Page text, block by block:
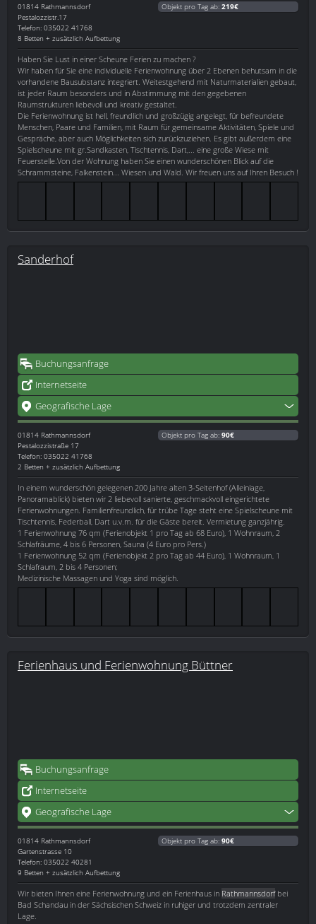
01814 Rathmannsdorf
Pestalozzistr.17
Telefon: 035022 41768
8 Betten + zusätzlich Aufbettung
Objekt pro Tag ab: 219€
Haben Sie Lust in einer Scheune Ferien zu machen ?
Wir haben für Sie eine individuelle Ferienwohnung über 2 Ebenen behutsam in die
vorhandene Bausubstanz integriert. Weitestgehend mit Naturmaterialien gebaut,
ist jeder Raum besonders und in Abstimmung mit den gegebenen
Raumstrukturen liebevoll und kreativ gestaltet.
Die Ferienwohnung ist hell, freundlich und großzügig angelegt, für befreundete
Menschen, Paare und Familien, mit Raum für gemeinsame Aktivitäten, Spiele und
Gespräche, aber auch Möglichkeiten sich zurückzuziehen. Es gibt außerdem eine
Spielscheune mit gr.Sandkasten, Tischtennis, Dart,... eine große Wiese mit
Feuerstelle.Von der Wohnung haben Sie einen wunderschönen Blick auf die
Schrammsteine, Falkenstein... Wiesen und Wald. Wir freuen uns auf Ihren Besuch !
Sanderhof
Buchungsanfrage
Internetseite
Geografische Lage
01814 Rathmannsdorf
Pestalozzistraße 17
Telefon: 035022 41768
2 Betten + zusätzlich Aufbettung
Objekt pro Tag ab: 90€
In einem wunderschön gelegenen 200 Jahre alten 3-Seitenhof (Alleinlage,
Panoramablick) bieten wir 2 liebevoll sanierte, geschmackvoll eingerichtete
Ferienwohnungen. Familienfreundlich, für trübe Tage steht eine Spielscheune mit
Tischtennis, Federball, Dart u.v.m. für die Gäste bereit. Vermietung ganzjährig.
1 Ferienwohnung 76 qm (Ferienobjekt 1 pro Tag ab 68 Euro), 1 Wohnraum, 2
Schlafräume, 4 bis 6 Personen, Sauna (4 Euro pro Pers.)
1 Ferienwohnung 52 qm (Ferienobjekt 2 pro Tag ab 44 Euro), 1 Wohnraum, 1
Schlafraum, 2 bis 4 Personen;
Medizinische Massagen und Yoga sind möglich.
Ferienhaus und Ferienwohnung Büttner
Buchungsanfrage
Internetseite
Geografische Lage
01814 Rathmannsdorf
Gartenstrasse 10
Telefon: 035022 40281
9 Betten + zusätzlich Aufbettung
Objekt pro Tag ab: 90€
Wir bieten Ihnen eine Ferienwohnung und ein Ferienhaus in Rathmannsdorfbei
Bad Schandau in der Sächsischen Schweiz in ruhiger und trotzdem zentraler
Lage.